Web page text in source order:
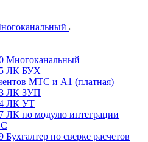
Многоканальный
ЛК БУХ
МТС и А1 (платная)
ЛК ЗУП
ЛК УТ
ЛК по модулю интеграции
Бухгалтер по сверке расчетов